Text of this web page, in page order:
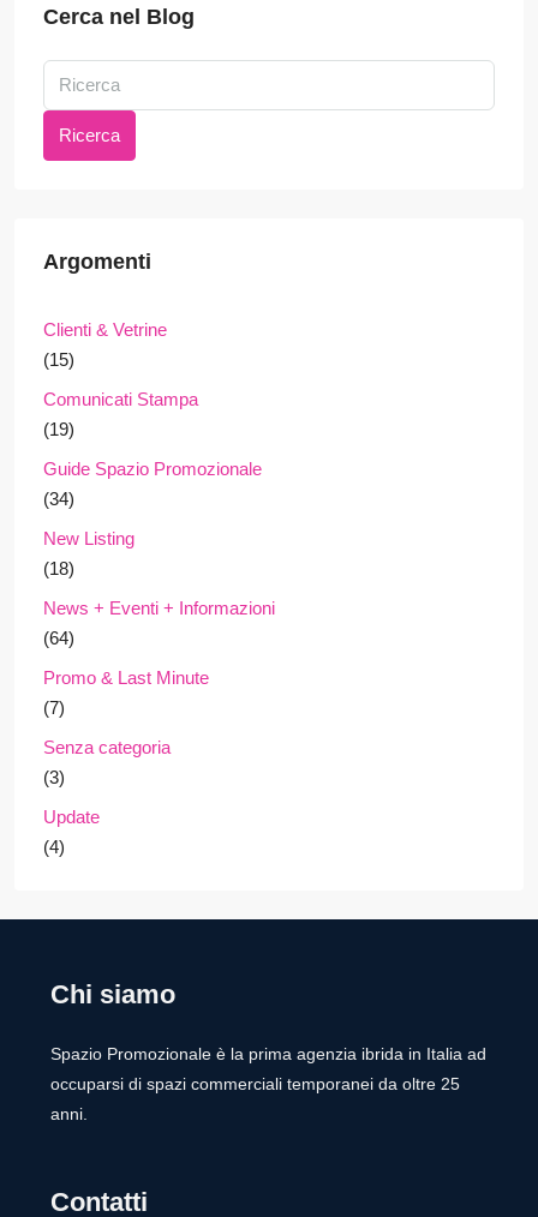
Cerca nel Blog
Ricerca
Argomenti
Clienti & Vetrine
(15)
Comunicati Stampa
(19)
Guide Spazio Promozionale
(34)
New Listing
(18)
News + Eventi + Informazioni
(64)
Promo & Last Minute
(7)
Senza categoria
(3)
Update
(4)
Chi siamo
Spazio Promozionale è la prima agenzia ibrida in Italia ad
occuparsi di spazi commerciali temporanei da oltre 25
anni.
Contatti